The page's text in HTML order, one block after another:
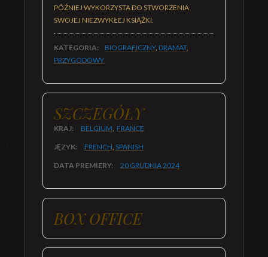
PÓŹNIEJ WYKORZYSTA DO STWORZENIA
SWOJEJ NIEZWYKŁEJ KSIĄŻKI.
KATEGORIA: BIOGRAFICZNY, DRAMAT,
PRZYGODOWY
SZCZEGÓŁY
KRAJ: BELGIUM, FRANCE
JĘZYK: FRENCH, SPANISH
DATA PREMIERY: 20 GRUDNIA2024
BOX OFFICE